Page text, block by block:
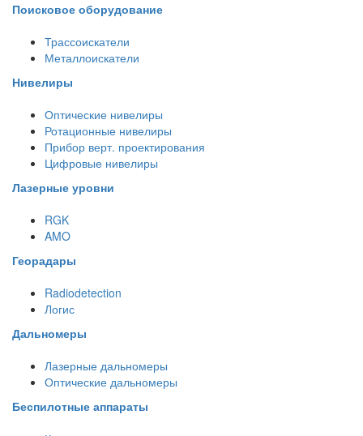
Поисковое оборудование
Трассоискатели
Металлоискатели
Нивелиры
Оптические нивелиры
Ротационные нивелиры
Прибор верт. проектирования
Цифровые нивелиры
Лазерные уровни
RGK
AMO
Георадары
Radiodetection
Логис
Дальномеры
Лазерные дальномеры
Оптические дальномеры
Беспилотные аппараты